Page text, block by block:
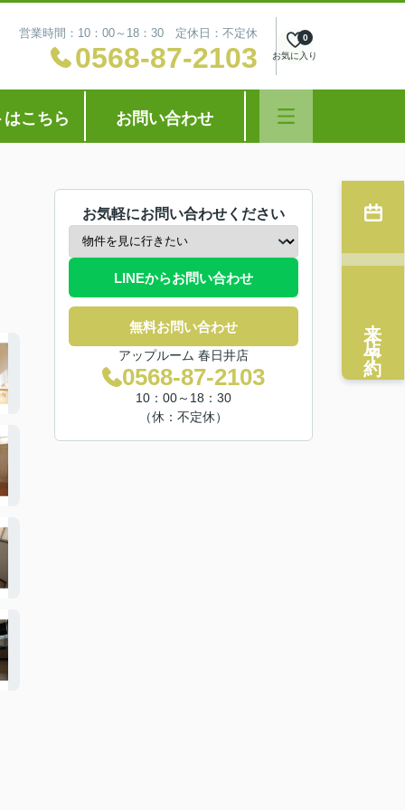
営業時間：10：00～18：30 定休日：不定休
0568-87-2103 お気に入り
0
こちら お問い合わせ
お気軽にお問い合わせください
LINEからお問い合わせ
無料お問い合わせ
アップルーム 春日井店
0568-87-2103
10：00～18：30
（休：不定休）
来店予約